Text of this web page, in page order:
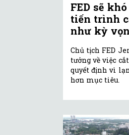
FED sẽ
tiến trình
như kỳ
Chủ tịch FED
tưởng về việc
quyết định vì
hơn mục tiêu.